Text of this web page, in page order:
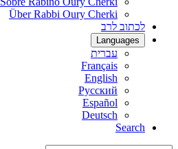
Über Rabbi Oury Cherki
לכתוב לרב
Languages
עברית
Français
English
Русский
Español
Deutsch
Search